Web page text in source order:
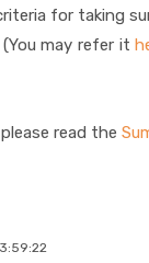
for taking
may refer it
read the